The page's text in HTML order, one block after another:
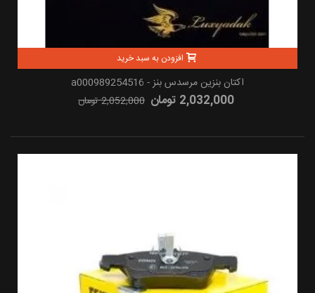
افزودن به سبد خرید
اکتان بنزین مرسدس بنز - a000989254516
2,032,000 تومان 2,052,000 تومان